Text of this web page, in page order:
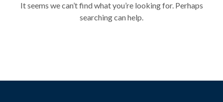
It seems we can’t find what you’re looking for. Perhaps
searching can help.